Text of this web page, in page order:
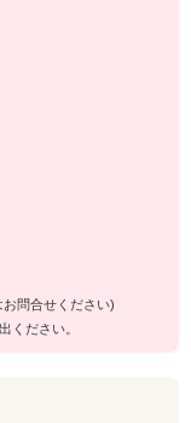
問合せください)
ください。